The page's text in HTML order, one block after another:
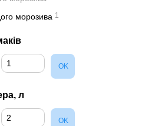
морозива 1
OK
л
л
л
OK